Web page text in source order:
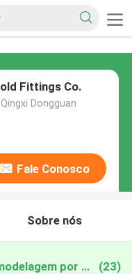
Fittings Co.
Dongguan
Fale Conosco
Sobre nós
China Peças plásticas da modelagem por injeção (23)